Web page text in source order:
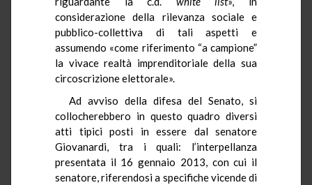
considerazione della rilevanza sociale e
pubblico-collettiva di tali aspetti e
assumendo «come riferimento “a campione”
la vivace realtà imprenditoriale della sua
circoscrizione elettorale».
Ad avviso della difesa del Senato, si
collocherebbero in questo quadro diversi
atti tipici posti in essere dal senatore
Giovanardi, tra i quali: l’interpellanza
presentata il 16 gennaio 2013, con cui il
senatore, riferendosi a specifiche vicende di